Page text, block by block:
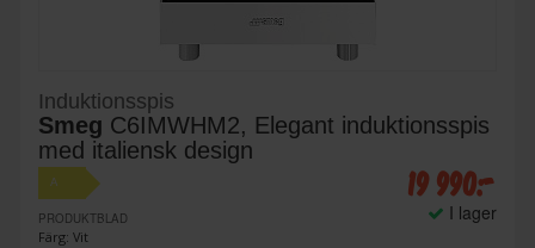
Induktionsspis
Smeg C6IMWHM2, Elegant induktionsspis
med italiensk design
A
PRODUKTBLAD
Färg: Vit
19 990:-
I lager